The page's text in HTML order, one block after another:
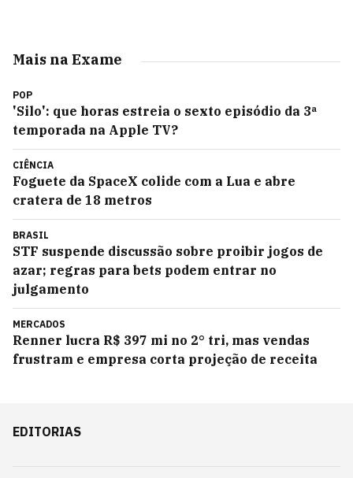
Mais na Exame
POP
'Silo': que horas estreia o sexto episódio da 3ª
temporada na Apple TV?
CIÊNCIA
Foguete da SpaceX colide com a Lua e abre
cratera de 18 metros
BRASIL
STF suspende discussão sobre proibir jogos de
azar; regras para bets podem entrar no
julgamento
MERCADOS
Renner lucra R$ 397 mi no 2° tri, mas vendas
frustram e empresa corta projeção de receita
EDITORIAS